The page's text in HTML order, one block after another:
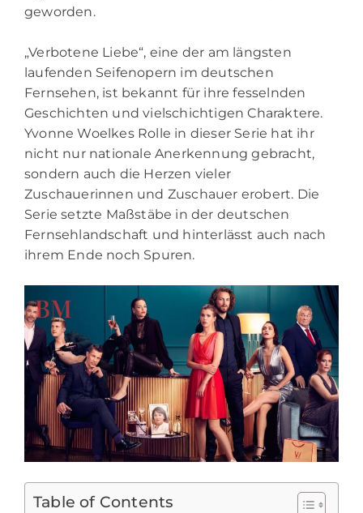
geworden.
„Verbotene Liebe“, eine der am längsten
laufenden Seifenopern im deutschen
Fernsehen, ist bekannt für ihre fesselnden
Geschichten und vielschichtigen Charaktere.
Yvonne Woelkes Rolle in dieser Serie hat ihr
nicht nur nationale Anerkennung gebracht,
sondern auch die Herzen vieler
Zuschauerinnen und Zuschauer erobert. Die
Serie setzte Maßstäbe in der deutschen
Fernsehlandschaft und hinterlässt auch nach
ihrem Ende noch Spuren.
Table of Contents